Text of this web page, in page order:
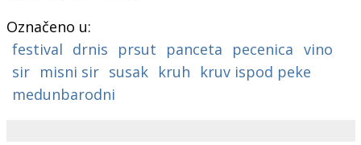
Označeno u:
festival drnis prsut panceta pecenica vino
sir misni sir susak kruh
kruv ispod peke
medunbarodni